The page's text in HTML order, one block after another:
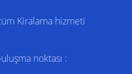
Kiralama hizmeti
noktası :